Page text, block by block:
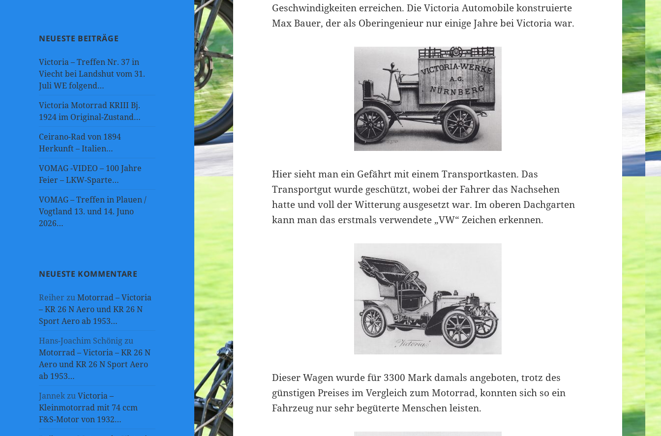
NEUESTE BEITRÄGE
Victoria – Treffen Nr. 37 in
Viecht bei Landshut vom 31.
Juli WE folgend…
Victoria Motorrad KRIII Bj.
1924 im Original-Zustand…
Ceirano-Rad von 1894
Herkunft – Italien…
VOMAG -VIDEO – 100 Jahre
Feier – LKW-Sparte…
VOMAG – Treffen in Plauen /
Vogtland 13. und 14. Juno
2026…
NEUESTE KOMMENTARE
Reiher zuMotorrad – Victoria
– KR 26 N Aero und KR 26 N
Sport Aero ab 1953…
Hans-Joachim Schönigzu
Motorrad – Victoria – KR 26 N
Aero und KR 26 N Sport Aero
ab 1953…
JannekzuVictoria –
Kleinmotorrad mit 74 ccm
F&S-Motor von 1932…
Geschwindigkeiten erreichen. Die Victoria Automobile konstruierte
Max Bauer, der als Oberingenieur nur einige Jahre bei Victoria war.
Hier sieht man ein Gefährt mit einem Transportkasten. Das
Transportgut wurde geschützt, wobei der Fahrer das Nachsehen
hatte und voll der Witterung ausgesetzt war. Im oberen Dachgarten
kann man das erstmals verwendete „VW“ Zeichen erkennen.
Dieser Wagen wurde für 3300 Mark damals angeboten, trotz des
günstigen Preises im Vergleich zum Motorrad, konnten sich so ein
Fahrzeug nur sehr begüterte Menschen leisten.